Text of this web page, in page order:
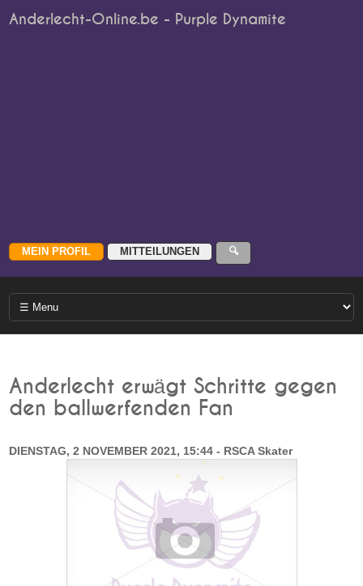
Anderlecht-Online.be - Purple Dynamite
Anderlecht erwägt Schritte gegen
den ballwerfenden Fan
DIENSTAG, 2 NOVEMBER 2021, 15:44 - RSCA Skater